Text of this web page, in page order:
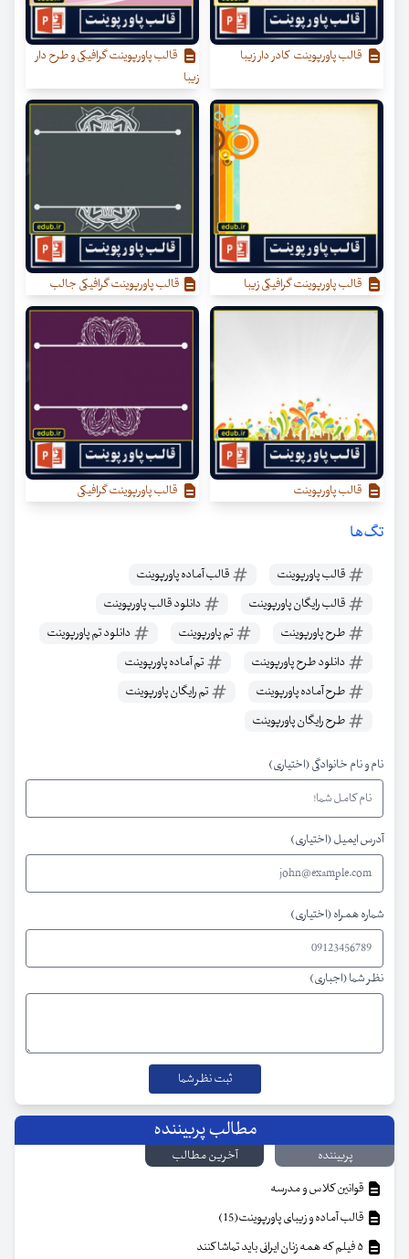
قالب پاورپوینت کادر دار زیبا
قالب پاورپوینت گرافیکی و طرح دار
زیبا
قالب پاورپوینت گرافیکی زیبا قالب پاورپوینت گرافیکی جالب
قالب پاورپوینت قالب پاورپوینت گرافیکی
تگ‌ها
قالب پاورپوینت
قالب آماده پاورپوینت
قالب رایگان پاورپوینت
دانلود قالب پاورپوینت
طرح پاورپوینت
تم پاورپوینت
دانلود تم پاورپوینت
دانلود طرح پاورپوینت
تم آماده پاورپوینت
طرح آماده پاورپوینت
تم رایگان پاورپوینت
طرح رایگان پاورپوینت
نام و نام خانوادگی (اختیاری)
آدرس ایمیل (اختیاری)
شماره همراه (اختیاری)
نظر شما (اجباری)
مطالب پربیننده
پربیننده
آخرین مطالب
قوانین کلاس و مدرسه
قالب آماده و زیبای پاورپوینت(15)